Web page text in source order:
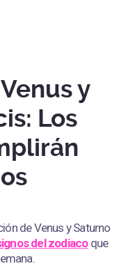
y
Los
de Venus y Saturno
del zodiacoque